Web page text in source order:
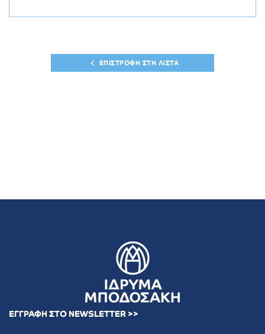
ΕΠΙΣΤΡΟΦΗ ΣΤΗ ΛΙΣΤΑ
ΕΓΓΡΑΦΗ ΣΤΟ NEWSLETTER >>